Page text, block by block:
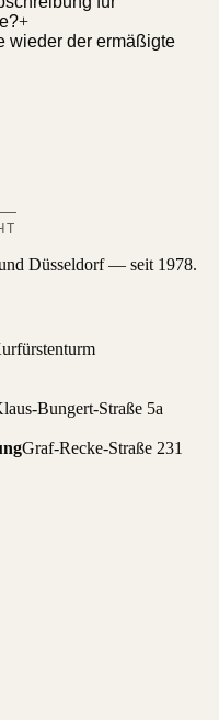
+
wieder der ermäßigte
Düsseldorf — seit 1978.
Bungert-Straße 5a
Graf-Recke-Straße 231